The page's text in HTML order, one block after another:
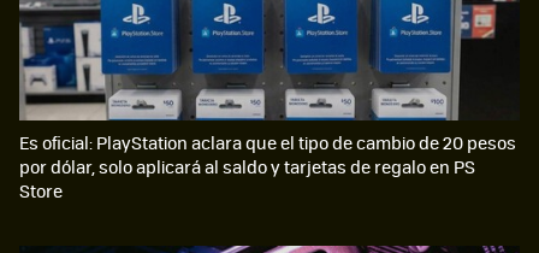
Es oficial: PlayStation aclara que el tipo de cambio de 20 pesos
por dólar, solo aplicará al saldo y tarjetas de regalo en PS
Store